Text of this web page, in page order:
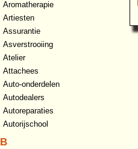
Aromatherapie
Artiesten
Assurantie
Asverstrooiing
Atelier
Attachees
Auto-onderdelen
Autodealers
Autoreparaties
Autorijschool
B